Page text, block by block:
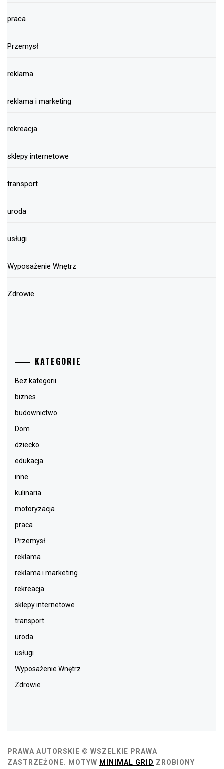
praca
Przemysł
reklama
reklama i marketing
rekreacja
sklepy internetowe
transport
uroda
usługi
Wyposażenie Wnętrz
Zdrowie
KATEGORIE
Bez kategorii
biznes
budownictwo
Dom
dziecko
edukacja
inne
kulinaria
motoryzacja
praca
Przemysł
reklama
reklama i marketing
rekreacja
sklepy internetowe
transport
uroda
usługi
Wyposażenie Wnętrz
Zdrowie
PRAWA AUTORSKIE © WSZELKIE PRAWA
ZASTRZEŻONE. MOTYW MINIMAL GRID ZROBIONY